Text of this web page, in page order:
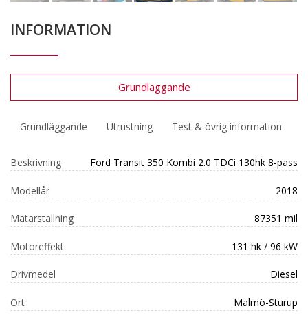
INFORMATION
Grundläggande
Grundläggande Utrustning Test & övrig information
Beskrivning Ford Transit 350 Kombi 2.0 TDCi 130hk 8-pass
Modellår 2018
Mätarställning 87351 mil
Motoreffekt 131 hk / 96 kW
Drivmedel Diesel
Ort Malmö-Sturup